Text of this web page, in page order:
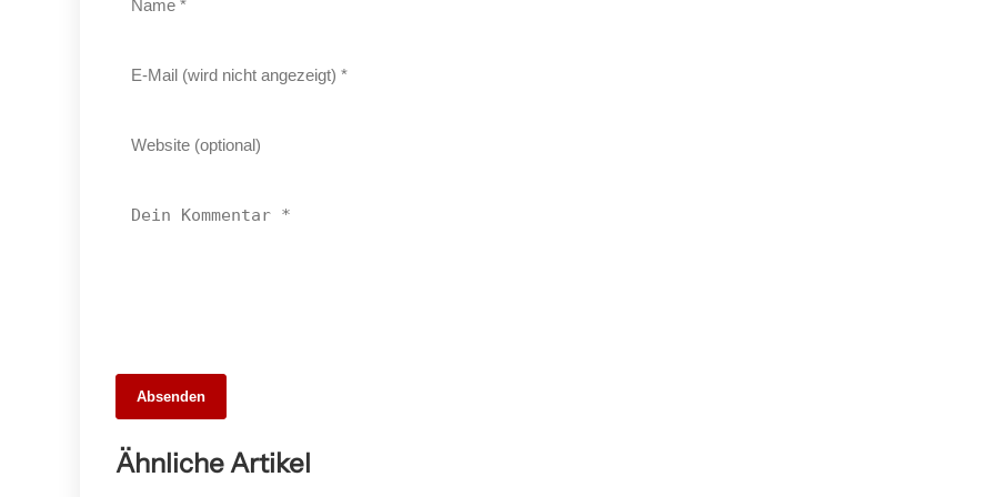
Absenden
Ähnliche Artikel
30. März 2026
Eislingen/Fils: Eine charmante Stadt in